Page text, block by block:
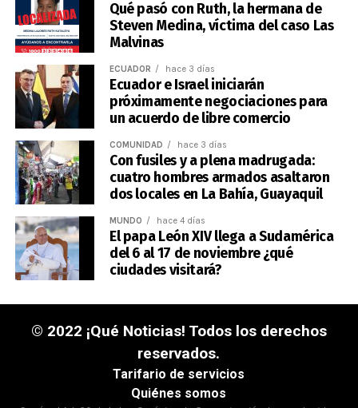
Qué pasó con Ruth, la hermana de
Steven Medina, víctima del caso Las
Malvinas
ECUADOR hace 3 días
Ecuador e Israel iniciarán
próximamente negociaciones para
un acuerdo de libre comercio
COMUNIDAD hace 3 días
Con fusiles y a plena madrugada:
cuatro hombres armados asaltaron
dos locales en La Bahía, Guayaquil
MUNDO hace 4 días
El papa León XIV llega a Sudamérica
del 6 al 17 de noviembre ¿qué
ciudades visitará?
© 2022 ¡Qué Noticias! Todos los derechos
reservados.
Tarifario de servicios
Quiénes somos